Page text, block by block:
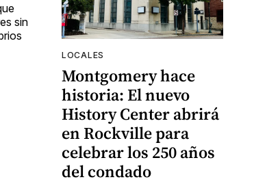
sin
LOCALES
Montgomery hace
historia: El nuevo
History Center abrirá
en Rockville para
celebrar los 250 años
del condado